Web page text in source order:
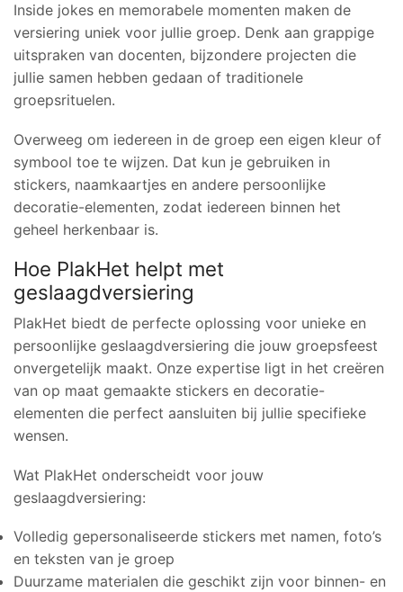
Inside jokes en memorabele momenten maken de
versiering uniek voor jullie groep. Denk aan grappige
uitspraken van docenten, bijzondere projecten die
jullie samen hebben gedaan of traditionele
groepsrituelen.
Overweeg om iedereen in de groep een eigen kleur of
symbool toe te wijzen. Dat kun je gebruiken in
stickers, naamkaartjes en andere persoonlijke
decoratie-elementen, zodat iedereen binnen het
geheel herkenbaar is.
Hoe PlakHet helpt met
geslaagdversiering
PlakHet biedt de perfecte oplossing voor unieke en
persoonlijke geslaagdversiering die jouw groepsfeest
onvergetelijk maakt. Onze expertise ligt in het creëren
van op maat gemaakte stickers en decoratie-
elementen die perfect aansluiten bij jullie specifieke
wensen.
Wat PlakHet onderscheidt voor jouw
geslaagdversiering:
Volledig gepersonaliseerde stickers met namen, foto’s
en teksten van je groep
Duurzame materialen die geschikt zijn voor binnen- en